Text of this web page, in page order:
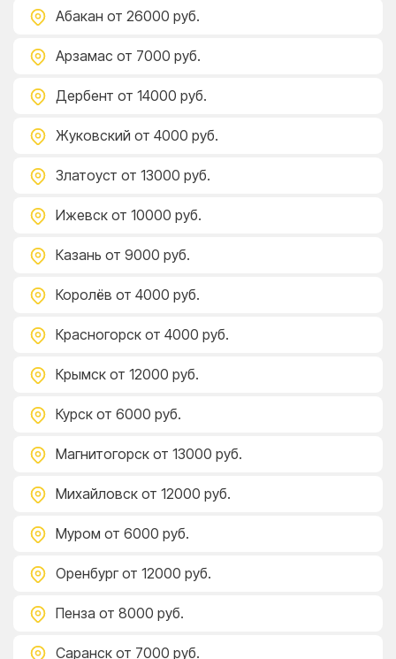
Абакан от 26000 руб.
Арзамас от 7000 руб.
Дербент от 14000 руб.
Жуковский от 4000 руб.
Златоуст от 13000 руб.
Ижевск от 10000 руб.
Казань от 9000 руб.
Королёв от 4000 руб.
Красногорск от 4000 руб.
Крымск от 12000 руб.
Курск от 6000 руб.
Магнитогорск от 13000 руб.
Михайловск от 12000 руб.
Муром от 6000 руб.
Оренбург от 12000 руб.
Пенза от 8000 руб.
Саранск от 7000 руб.